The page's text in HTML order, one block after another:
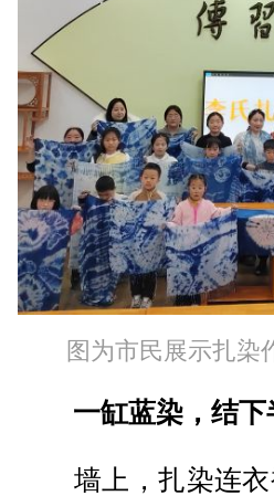
图为市民展示扎染
一缸蓝染，结
墙上，扎染连衣